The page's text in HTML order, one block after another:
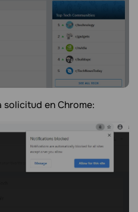
solicitud en Chrome: